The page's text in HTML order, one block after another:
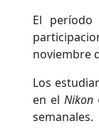
El
noviembre
Los
en elNikon
semanales.